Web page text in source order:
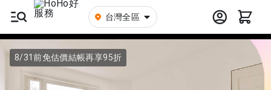
台灣全區
8/31前免估價結帳再享95折